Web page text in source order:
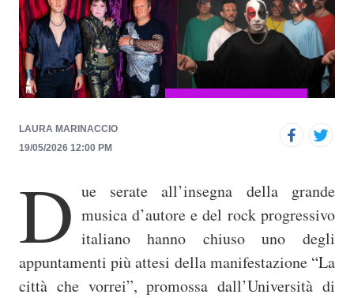
r
i
c
l
e
LAURA MARINACCIO
19/05/2026 12:00 PM
D ue serate all’insegna della grande
musica d’autore e del rock progressivo
italiano hanno chiuso uno degli
appuntamenti più attesi della manifestazione “La
città che vorrei”, promossa dall’Università di